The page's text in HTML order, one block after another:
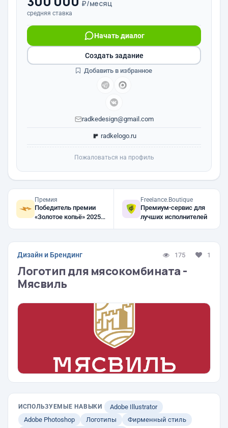
₽/месяц
средняя ставка
Начать диалог
radkedesign@gmail.com
radkelogo.ru
Создать задание
Добавить в избранное
Пожаловаться на профиль
Премия
Победитель премии
«Золотое копьё» 2025,
Freelance.Boutique
Премиум-сервис для
лучших исполнителей
Дизайн и Брендинг 175 1
Логотип для мясокомбината -
Мясвиль
ИСПОЛЬЗУЕМЫЕ НАВЫКИ
Adobe Illustrator
Adobe Photoshop
Логотипы
Фирменный стиль